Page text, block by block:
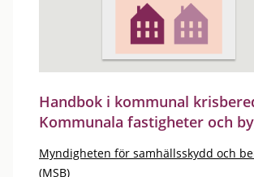
Handbok i kommunal
Kommunala fastigheter och
Myndigheten för samhällsskydd och
(MSB)